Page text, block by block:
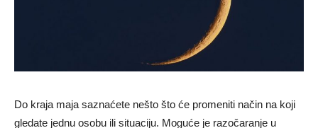
Do kraja maja saznaćete nešto što će promeniti način na koji
gledate jednu osobu ili situaciju. Moguće je razočaranje u